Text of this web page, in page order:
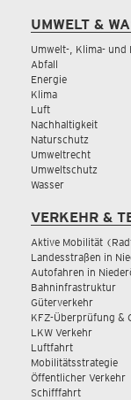
UMWELT &
Umwelt-, Klima- und
Abfall
Energie
Klima
Luft
Nachhaltigkeit
Naturschutz
Umweltrecht
Umweltschutz
Wasser
VERKEHR &
Aktive Mobilität
Landesstraßen in
Autofahren in
Bahninfrastruktur
Güterverkehr
KFZ-Überprüfung &
LKW Verkehr
Luftfahrt
Mobilitätsstrategie
Öffentlicher Verkehr
Schifffahrt